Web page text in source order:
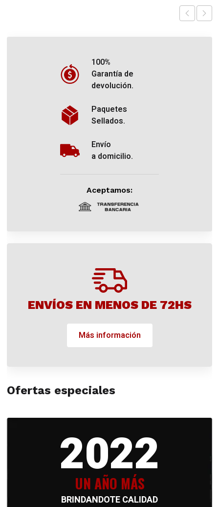
100%
Garantía de
devolución.
Paquetes
Sellados.
Envío
a domicilio.
Aceptamos:
ENVÍOS EN MENOS DE 72HS
Más información
Ofertas especiales
2022
UN AÑO MÁS
BRINDANDOTE CALIDAD